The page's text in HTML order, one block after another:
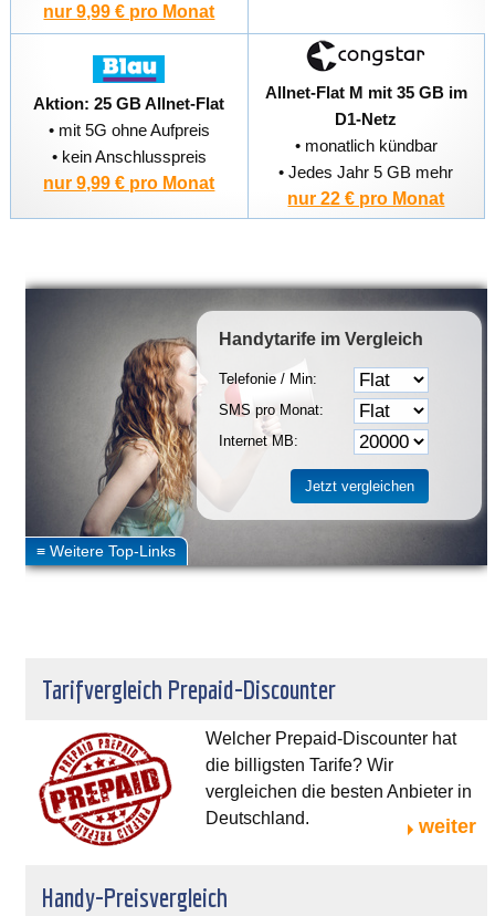
nur 9,99 € pro Monat
Aktion: 25 GB Allnet-Flat
• mit 5G ohne Aufpreis
• kein Anschlusspreis
nur 9,99 € pro Monat
Allnet-Flat M mit 35 GB im
D1-Netz
• monatlich kündbar
• Jedes Jahr 5 GB mehr
nur 22 € pro Monat
Handytarife im Vergleich
Telefonie / Min:
SMS pro Monat:
Internet MB:
Tarifvergleich Prepaid-Discounter
Welcher Prepaid-Discounter hat
die billigsten Tarife? Wir
vergleichen die besten Anbieter in
Deutschland.
weiter
Handy-Preisvergleich